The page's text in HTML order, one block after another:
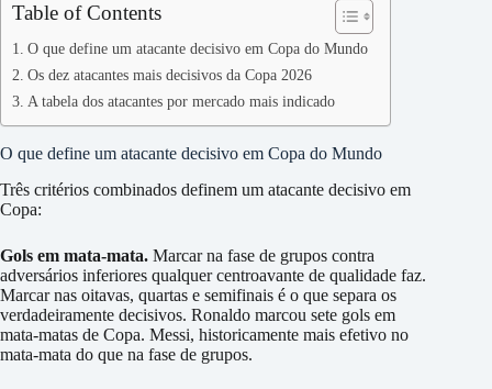
Table of Contents
O que define um atacante decisivo em Copa do Mundo
Os dez atacantes mais decisivos da Copa 2026
A tabela dos atacantes por mercado mais indicado
O que define um atacante decisivo em Copa do Mundo
Três critérios combinados definem um atacante decisivo em
Copa:
Gols em mata-mata. Marcar na fase de grupos contra
adversários inferiores qualquer centroavante de qualidade faz.
Marcar nas oitavas, quartas e semifinais é o que separa os
verdadeiramente decisivos. Ronaldo marcou sete gols em
mata-matas de Copa. Messi, historicamente mais efetivo no
mata-mata do que na fase de grupos.